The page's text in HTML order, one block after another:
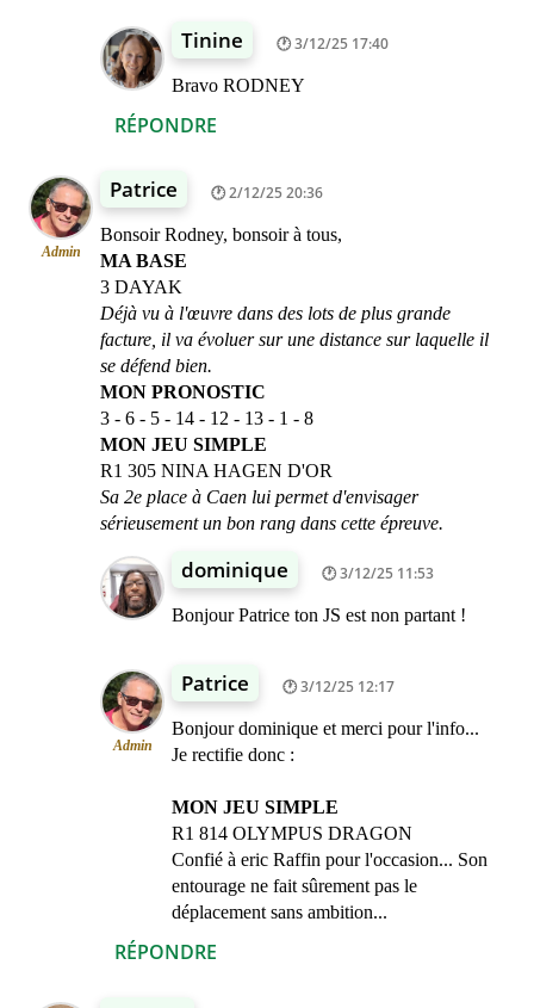
RÉPONDRE
Tinine 3/12/25 17:40
Bravo RODNEY
Admin
Patrice 2/12/25 20:36
Bonsoir Rodney, bonsoir à tous,
MA BASE
3 DAYAK
Déjà vu à l'œuvre dans des lots de plus grande
facture, il va évoluer sur une distance sur laquelle il
se défend bien.
MON PRONOSTIC
3 - 6 - 5 - 14 - 12 - 13 - 1 - 8
MON JEU SIMPLE
R1 305 NINA HAGEN D'OR
Sa 2e place à Caen lui permet d'envisager
sérieusement un bon rang dans cette épreuve.
RÉPONDRE
dominique 3/12/25 11:53
Bonjour Patrice ton JS est non partant !
Admin
Patrice 3/12/25 12:17
Bonjour dominique et merci pour l'info...
Je rectifie donc :
MON JEU SIMPLE
R1 814 OLYMPUS DRAGON
Confié à eric Raffin pour l'occasion... Son
entourage ne fait sûrement pas le
déplacement sans ambition...